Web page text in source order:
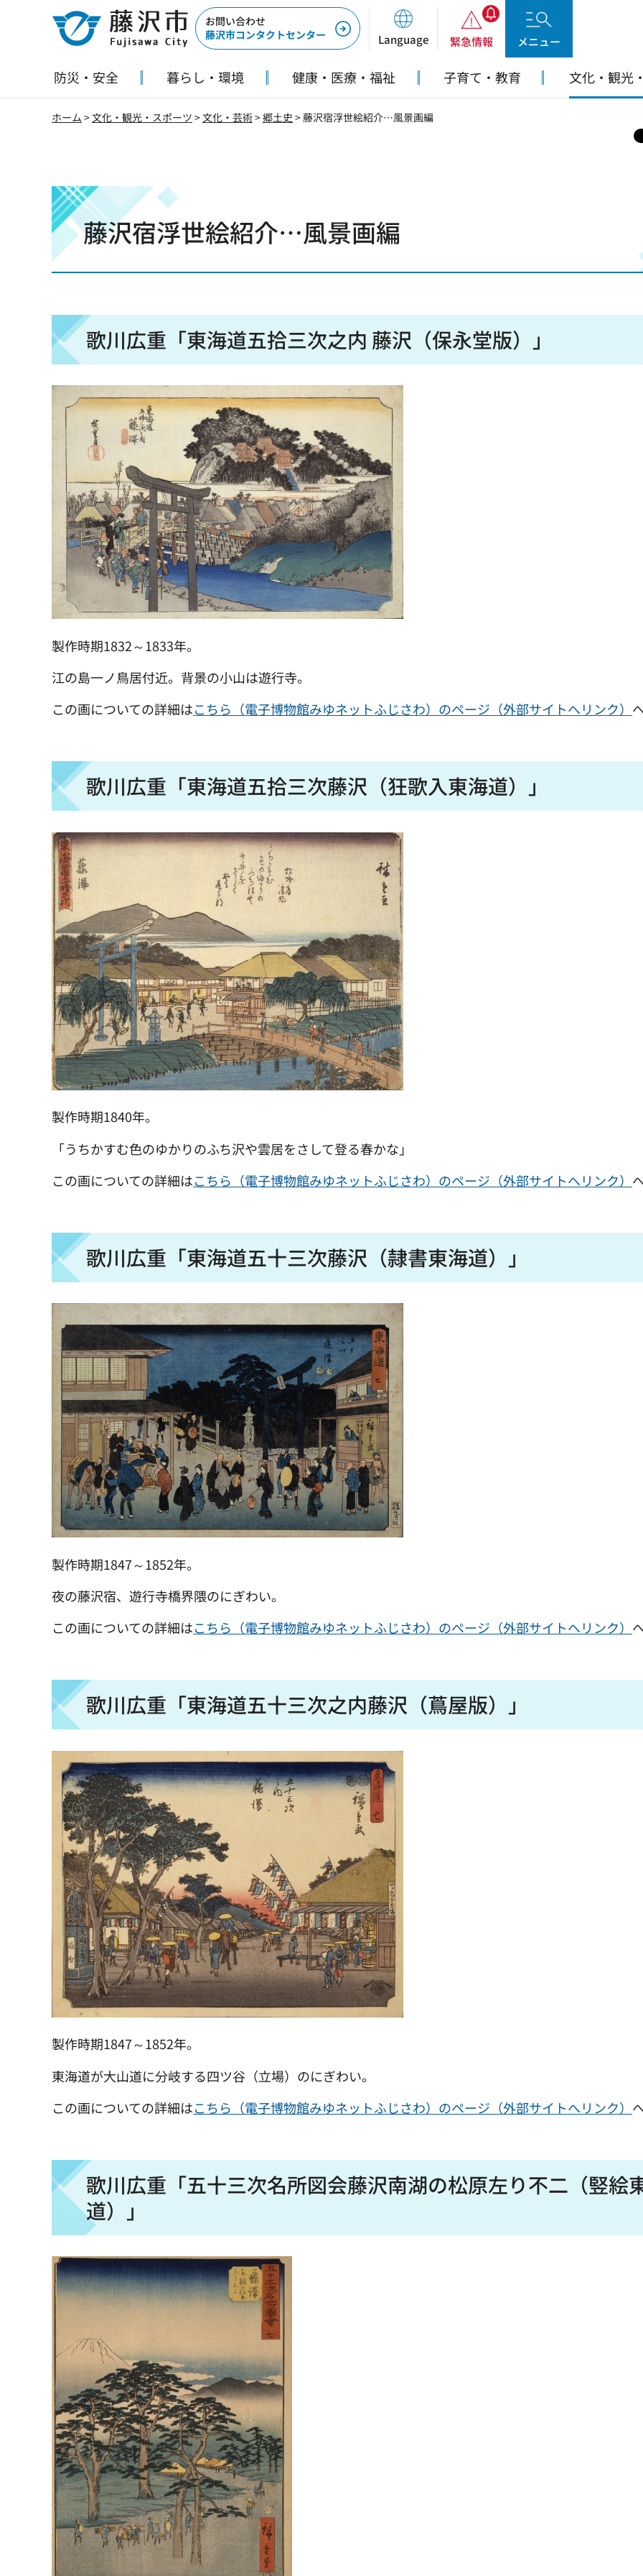
藤沢市
お問い合わせ
藤沢市コンタクトセンター
Language 緊急情報 メニュー
防災・安全 暮らし・環境 健康・医療・福祉 子育て・教育 文化・観光
ホーム >文化・観光・スポーツ >文化・芸術>郷土史 > 藤沢宿浮世絵紹介…風景画編
藤沢宿浮世絵紹介…風景画編
歌川広重「東海道五拾三次之内 藤沢（保永堂版）」
製作時期1832～1833年。
江の島一ノ鳥居付近。背景の小山は遊行寺。
この画についての詳細はこちら（電子博物館みゆネットふじさわ）のページ（外部サイトへリンク）
歌川広重「東海道五拾三次藤沢（狂歌入東海道）」
製作時期1840年。
「うちかすむ色のゆかりのふち沢や雲居をさして登る春かな」
この画についての詳細はこちら（電子博物館みゆネットふじさわ）のページ（外部サイトへリンク）
歌川広重「東海道五十三次藤沢（隷書東海道）」
製作時期1847～1852年。
夜の藤沢宿、遊行寺橋界隈のにぎわい。
この画についての詳細はこちら（電子博物館みゆネットふじさわ）のページ（外部サイトへリンク）
歌川広重「東海道五十三次之内藤沢（蔦屋版）」
製作時期1847～1852年。
東海道が大山道に分岐する四ツ谷（立場）のにぎわい。
この画についての詳細はこちら（電子博物館みゆネットふじさわ）のページ（外部サイトへリンク）
歌川広重「五十三次名所図会藤沢南湖の松原左り不二（竪絵
道）」